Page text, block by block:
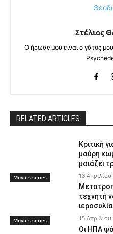
Στέλιος
Ο ήρωας μου είναι ο γάτος
RELATED ARTICLES
Movies-series
Κριτική
μαύρη
μοιάζει
18 Απριλίου
Movies-series
τεχνητή
15 Απριλίου
Οι ΗΠΑ